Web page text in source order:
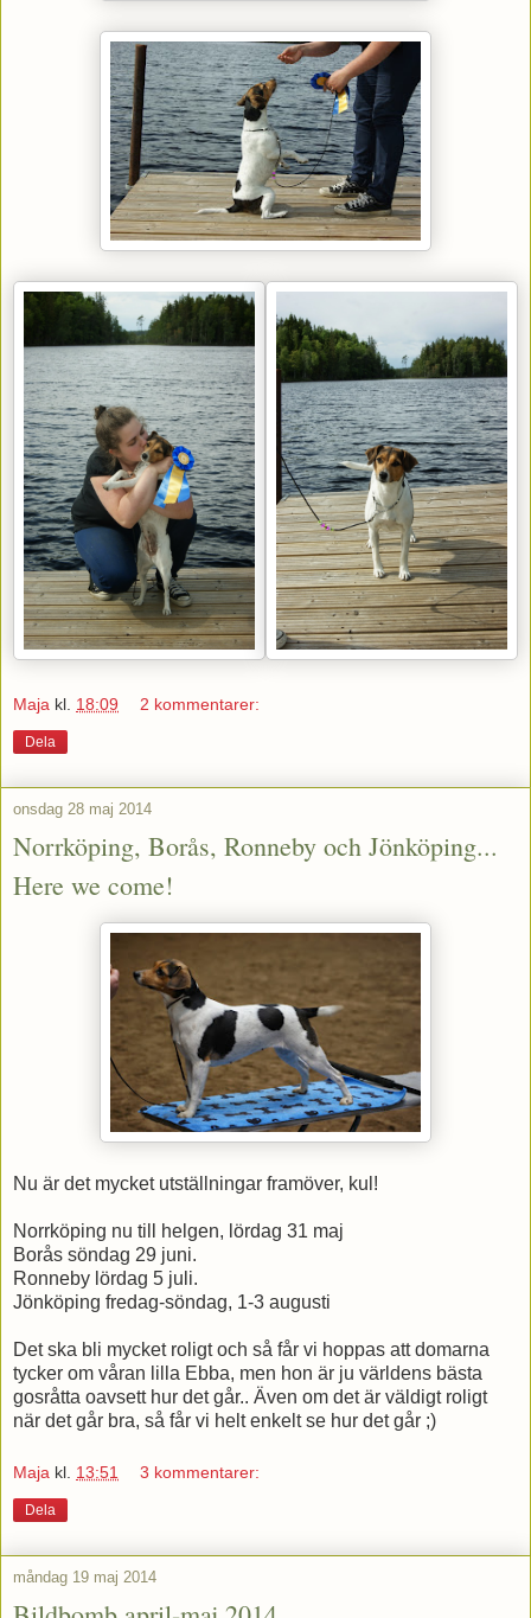
Maja kl. 18:09 2 kommentarer:
Dela
onsdag 28 maj 2014
Norrköping, Borås, Ronneby och Jönköping...
Here we come!
Nu är det mycket utställningar framöver, kul!
Norrköping nu till helgen, lördag 31 maj
Borås söndag 29 juni.
Ronneby lördag 5 juli.
Jönköping fredag-söndag, 1-3 augusti
Det ska bli mycket roligt och så får vi hoppas att domarna
tycker om våran lilla Ebba, men hon är ju världens bästa
gosråtta oavsett hur det går.. Även om det är väldigt roligt
när det går bra, så får vi helt enkelt se hur det går ;)
Maja kl. 13:51 3 kommentarer:
Dela
måndag 19 maj 2014